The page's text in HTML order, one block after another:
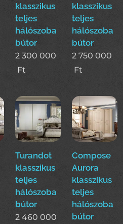
klasszikus
teljes
hálószoba
bútor
2 300 000
Ft
klasszikus
teljes
hálószoba
bútor
2 750 000
Ft
Turandot
klasszikus
teljes
hálószoba
bútor
2 460 000
Compose
Aurora
klasszikus
teljes
hálószoba
bútor